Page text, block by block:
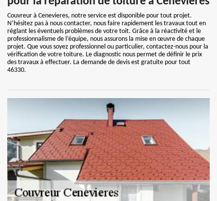
Couvreur à Cenevieres, notre service est disponible pour tout projet.
N’hésitez pas à nous contacter, nous faire rapidement les travaux tout en
réglant les éventuels problèmes de votre toit. Grâce à la réactivité et le
professionnalisme de l’équipe, nous assurons la mise en œuvre de chaque
projet. Que vous soyez professionnel ou particulier, contactez-nous pour la
vérification de votre toiture. Le diagnostic nous permet de définir le prix
des travaux à effectuer. La demande de devis est gratuite pour tout
46330.